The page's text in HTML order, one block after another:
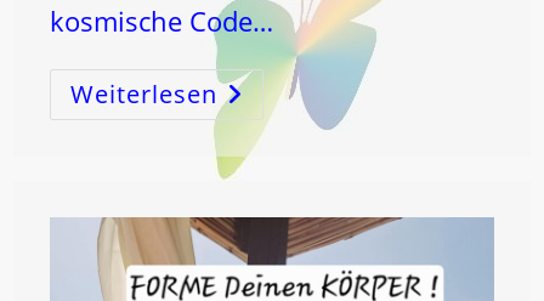
kosmische Code…
WeiterlesenErLÖSE
Die
Zeit!